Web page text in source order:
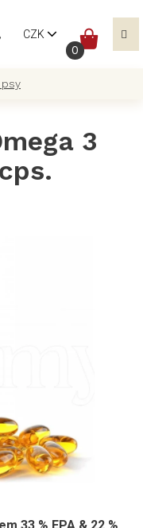
CZK
3